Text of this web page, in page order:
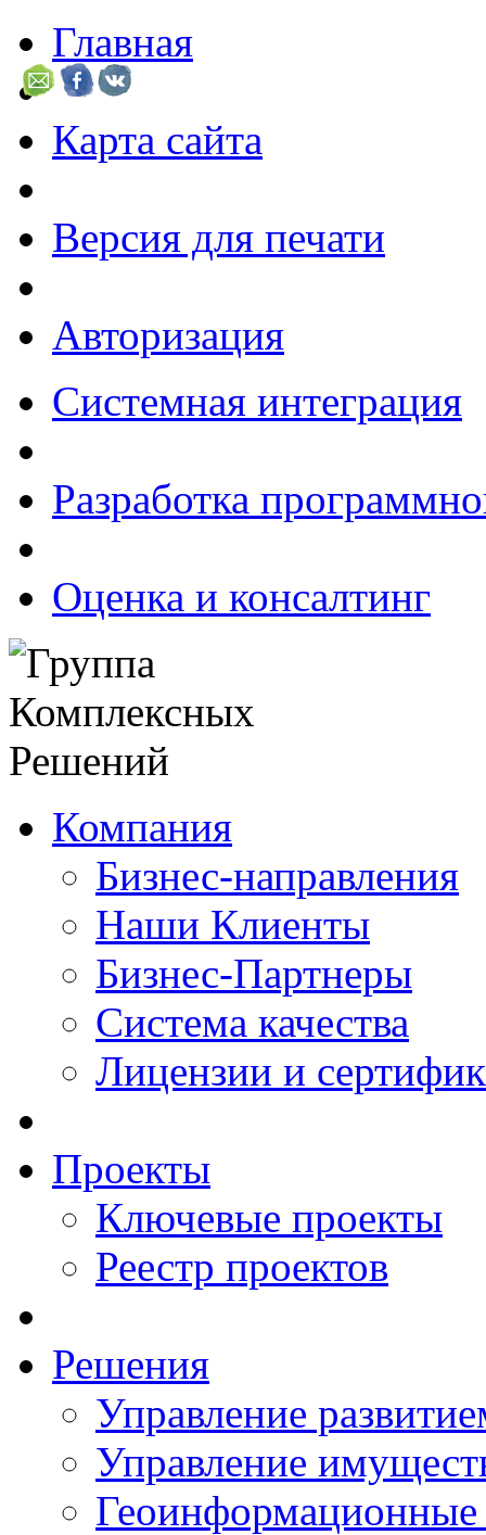
Главная
Карта сайта
Версия для печати
Авторизация
Системная интеграция
Разработка
Оценка и консалтинг
Компания
Бизнес-направления
Наши Клиенты
Бизнес-Партнеры
Система качества
Лицензии и
Проекты
Ключевые проекты
Реестр проектов
Решения
Управление
Управление